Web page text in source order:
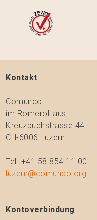
Kontakt
Comundo
im RomeroHaus
Kreuzbuchstrasse 44
CH-6006 Luzern
Tel. +41 58 854 11 00
luzern@comundo.org
Kontoverbindung